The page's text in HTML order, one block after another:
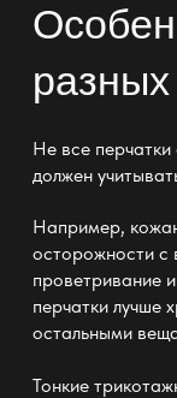
Не все
должен
Например,
осторожности с
проветривание
перчатки лучше
остальными
Тонкие